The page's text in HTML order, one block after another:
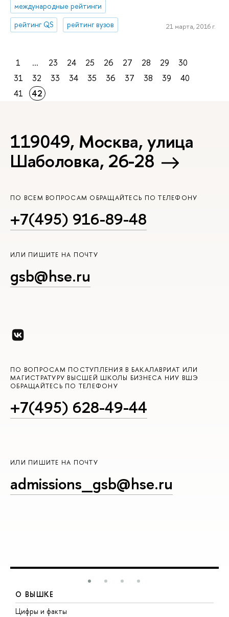
международные рейтинги
рейтинг QS
рейтинг вузов 21 марта, 2016 г.
1 ... 23 24 25 26 27 28 29
30
31
32 33 34 35 36 37 38 39
40
41
42
119049, Москва, улица
Шаболовка, 26-28
ПО ВСЕМ ВОПРОСАМ ОБРАЩАЙТЕСЬ ПО ТЕЛЕФОНУ
+7(495) 916-89-48
ИЛИ ПИШИТЕ НА ПОЧТУ
gsb@hse.ru
ПО ВОПРОСАМ ПОСТУПЛЕНИЯ В БАКАЛАВРИАТ ИЛИ
МАГИСТРАТУРУ ВЫСШЕЙ ШКОЛЫ БИЗНЕСА НИУ ВШЭ
ОБРАЩАЙТЕСЬ ПО ТЕЛЕФОНУ
+7(495) 628-49-44
ИЛИ ПИШИТЕ НА ПОЧТУ
admissions_gsb@hse.ru
О ВЫШКЕ
Цифры и факты